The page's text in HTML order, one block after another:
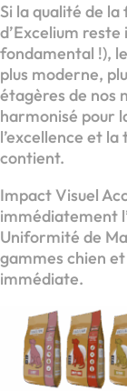
Si la qualité de
d’Excelium
fondamental !),
plus moderne,
étagères de nos
harmonisé pour
l’excellence et
contient.
Impact Visuel
immédiatement
Uniformité de
gammes chien
immédiate.